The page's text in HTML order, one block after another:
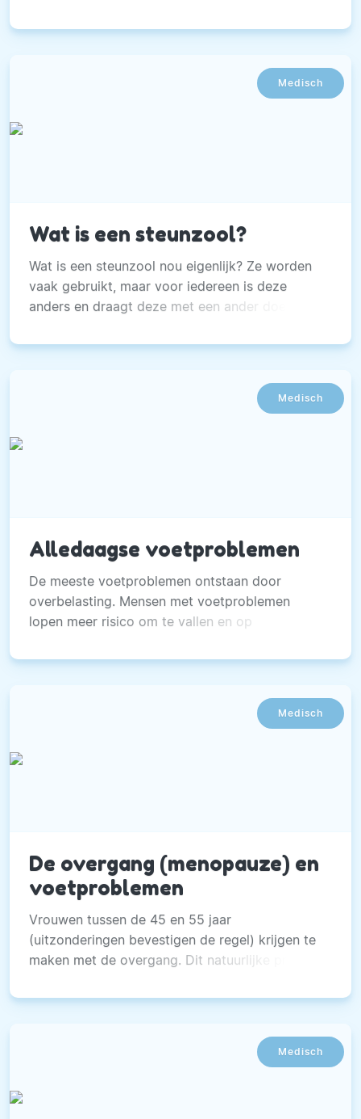
Medisch
Wat is een steunzool?
Wat is een steunzool nou eigenlijk? Ze worden
vaak gebruikt, maar voor iedereen is deze
anders en draagt deze met een ander doel.
Medisch
Alledaagse voetproblemen
De meeste voetproblemen ontstaan door
overbelasting. Mensen met voetproblemen
lopen meer risico om te vallen en op
Medisch
De overgang (menopauze) en
voetproblemen
Vrouwen tussen de 45 en 55 jaar
(uitzonderingen bevestigen de regel) krijgen te
maken met de overgang. Dit natuurlijke proces
Medisch